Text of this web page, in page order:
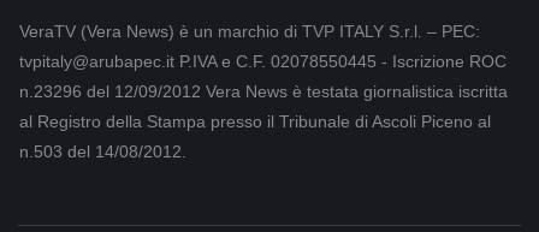
VeraTV (Vera News) è un marchio di TVP ITALY S.r.l. – PEC:
tvpitaly@arubapec.it P.IVA e C.F. 02078550445 - Iscrizione ROC
n.23296 del 12/09/2012 Vera News è testata giornalistica iscritta
al Registro della Stampa presso il Tribunale di Ascoli Piceno al
n.503 del 14/08/2012.